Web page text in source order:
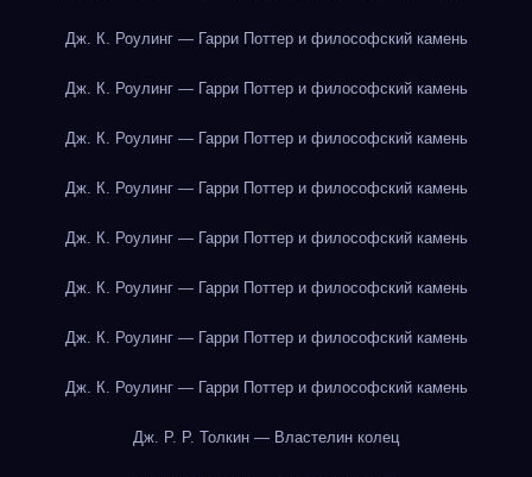
Дж. К. Роулинг — Гарри Поттер и философский камень
Дж. К. Роулинг — Гарри Поттер и философский камень
Дж. К. Роулинг — Гарри Поттер и философский камень
Дж. К. Роулинг — Гарри Поттер и философский камень
Дж. К. Роулинг — Гарри Поттер и философский камень
Дж. К. Роулинг — Гарри Поттер и философский камень
Дж. К. Роулинг — Гарри Поттер и философский камень
Дж. К. Роулинг — Гарри Поттер и философский камень
Дж. Р. Р. Толкин — Властелин колец